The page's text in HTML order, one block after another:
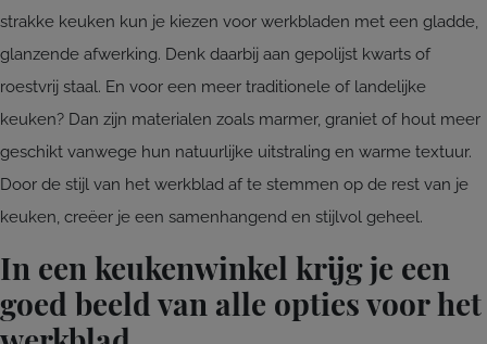
strakke keuken kun je kiezen voor werkbladen met een gladde,
glanzende afwerking. Denk daarbij aan gepolijst kwarts of
roestvrij staal. En voor een meer traditionele of landelijke
keuken? Dan zijn materialen zoals marmer, graniet of hout meer
geschikt vanwege hun natuurlijke uitstraling en warme textuur.
Door de stijl van het werkblad af te stemmen op de rest van je
keuken, creëer je een samenhangend en stijlvol geheel.
In een keukenwinkel krijg je een
goed beeld van alle opties voor het